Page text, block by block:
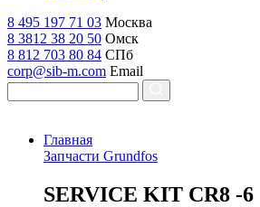
8 495 197 71 03 Москва
8 3812 38 20 50 Омск
8 812 703 80 84 СПб
corp@sib-m.com Email
Главная
Запчасти Grundfos
SERVICE KIT CR8 -6